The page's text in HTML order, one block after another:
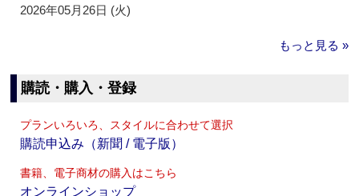
2026年05月26日 (火)
もっと見る »
購読・購入・登録
プランいろいろ、スタイルに合わせて選択
購読申込み（新聞 / 電子版）
書籍、電子商材の購入はこちら
オンラインショップ